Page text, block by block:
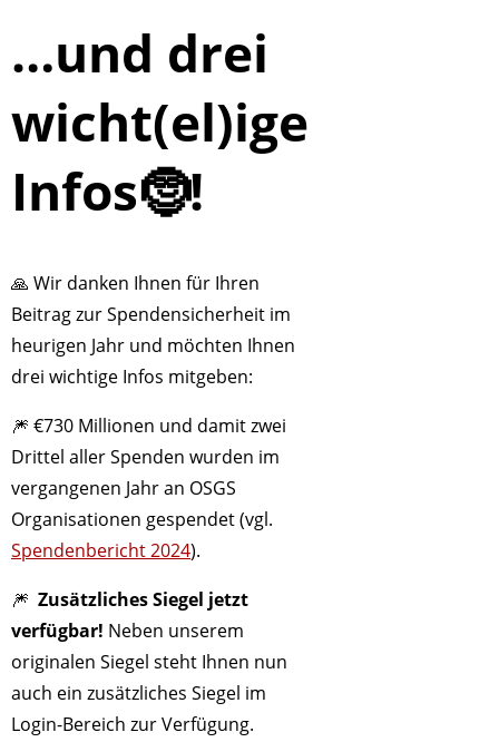
…und drei
wicht(el)ige
Infos🤶!
🙏 Wir danken Ihnen für Ihren
Beitrag zur Spendensicherheit im
heurigen Jahr und möchten Ihnen
drei wichtige Infos mitgeben:
🎆 €730 Millionen und damit zwei
Drittel aller Spenden wurden im
vergangenen Jahr an OSGS
Organisationen gespendet (vgl.
Spendenbericht 2024).
🎆 Zusätzliches Siegel jetzt
verfügbar! Neben unserem
originalen Siegel steht Ihnen nun
auch ein zusätzliches Siegel im
Login-Bereich zur Verfügung.